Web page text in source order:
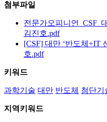
첨부파일
전문가오피니언_CSF_
김진호.pdf
[CSF] 대만 ‘반도체+IT
호.pdf
키워드
과학기술 대만 반도체 첨단기
지역키워드